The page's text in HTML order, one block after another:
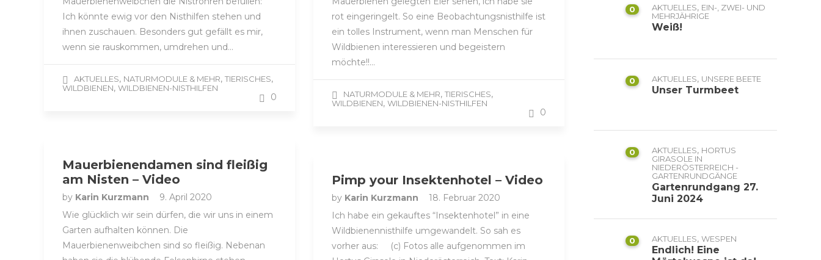
Ich könnte ewig vor den Nisthilfen stehen und
ihnen zuschauen. Besonders gut gefällt es mir,
wenn sie rauskommen, umdrehen und…
AKTUELLES, NATURMODULE & MEHR, TIERISCHES,
WILDBIENEN, WILDBIENEN-NISTHILFEN
0
rot eingeringelt. So eine Beobachtungsnisthilfe ist
ein tolles Instrument, wenn man Menschen für
Wildbienen interessieren und begeistern
möchte!!…
NATURMODULE & MEHR, TIERISCHES,
WILDBIENEN, WILDBIENEN-NISTHILFEN
0
Mauerbienendamen sind fleißig
am Nisten – Video
by Karin Kurzmann
9. April 2020
Wie glücklich wir sein dürfen, die wir uns in einem
Garten aufhalten können. Die
Mauerbienenweibchen sind so fleißig. Nebenan
Pimp your Insektenhotel – Video
by Karin Kurzmann
18. Februar 2020
Ich habe ein gekauftes “Insektenhotel” in eine
Wildbienennisthilfe umgewandelt. So sah es
vorher aus: (c) Fotos alle aufgenommen im
0 AKTUELLES, EIN-, ZWEI- UND
MEHRJÄHRIGE
Weiß!
0 AKTUELLES, UNSERE BEETE
Unser Turmbeet
0 AKTUELLES, HORTUS
GIRASOLE IN
NIEDERÖSTERREICH -
GARTENRUNDGÄNGE
Gartenrundgang 27.
Juni 2024
0 AKTUELLES, WESPEN
Endlich! Eine